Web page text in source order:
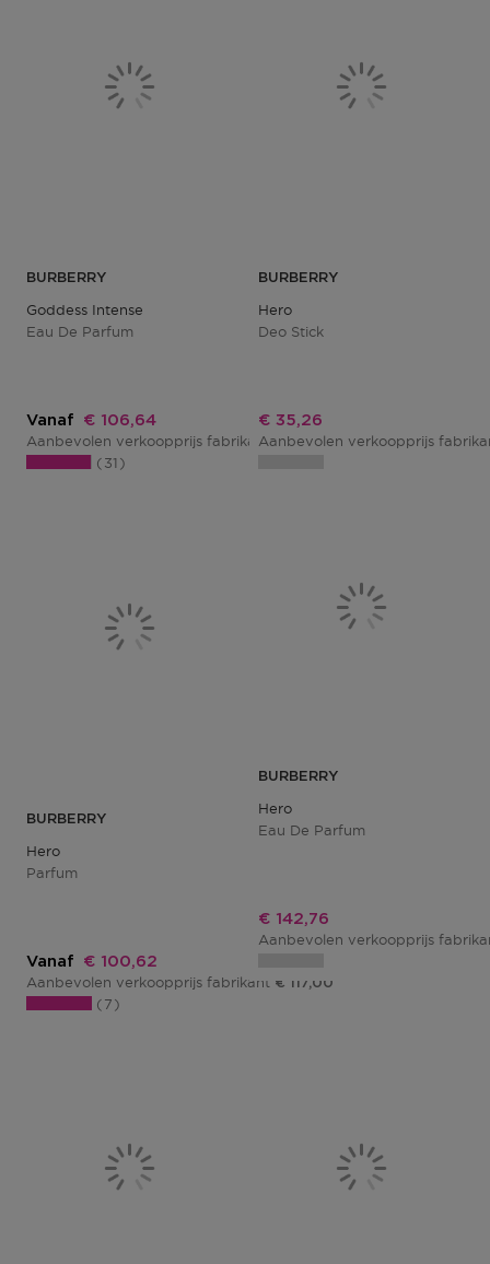
BURBERRY
Goddess Intense
Eau De Parfum
Vanaf Kortingsprijs
€ 106,64
Aanbevolen verkoopprijs fabrikant€ 70,50
31
BURBERRY
Hero
Deo Stick
Kortingsprijs
€ 35,26
Aanbevolen verkoopprijs
BURBERRY
Hero
Parfum
Vanaf Kortingsprijs
€ 100,62
Aanbevolen verkoopprijs fabrikant € 117,00
7
BURBERRY
Hero
Eau De Parfum
Kortingsprijs
€ 142,76
Aanbevolen verkoopprijs